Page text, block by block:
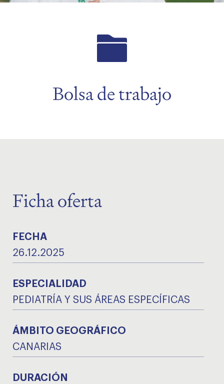
Bolsa de trabajo
Ficha oferta
FECHA
26.12.2025
ESPECIALIDAD
PEDIATRÍA Y SUS ÁREAS ESPECÍFICAS
ÁMBITO GEOGRÁFICO
CANARIAS
DURACIÓN